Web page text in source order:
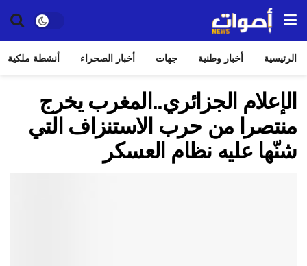
الرئيسية أخبار وطنية جهات أخبار الصحراء أنشطة ملكية
الإعلام الجزائري..المغرب يخرج
منتصرا من حرب الاستنزاف التي
شنّها عليه نظام العسكر